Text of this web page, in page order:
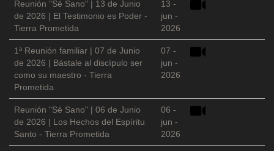
Reunión "Sé Sano" | 13 de Junio
de 2026 | El Testimonio es Poder -
Tierra Prometida
13 -
jun -
2026
1ª Reunión familiar | 07 de Junio
de 2026 | Bástale al discípulo ser
como su maestro - Tierra
Prometida
07 -
jun -
2026
Reunión "Sé Sano" | 06 de Junio
de 2026 | Los Hechos del Espíritu
Santo - Tierra Prometida
06 -
jun -
2026